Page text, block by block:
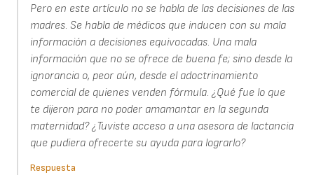
Pero en este artículo no se habla de las decisiones de las
madres. Se habla de médicos que inducen con su mala
información a decisiones equivocadas. Una mala
información que no se ofrece de buena fe; sino desde la
ignorancia o, peor aún, desde el adoctrinamiento
comercial de quienes venden fórmula. ¿Qué fue lo que
te dijeron para no poder amamantar en la segunda
maternidad? ¿Tuviste acceso a una asesora de lactancia
que pudiera ofrecerte su ayuda para lograrlo?
Respuesta